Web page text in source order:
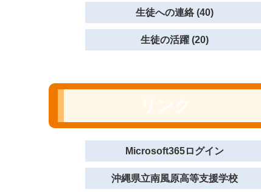
生徒への連絡 (40)
生徒の活躍 (20)
Microsoft365ログイン
沖縄県立南風原高等支援学校